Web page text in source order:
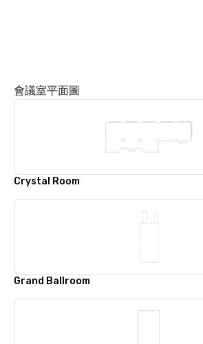
會議室平面圖
Crystal Room
Grand Ballroom